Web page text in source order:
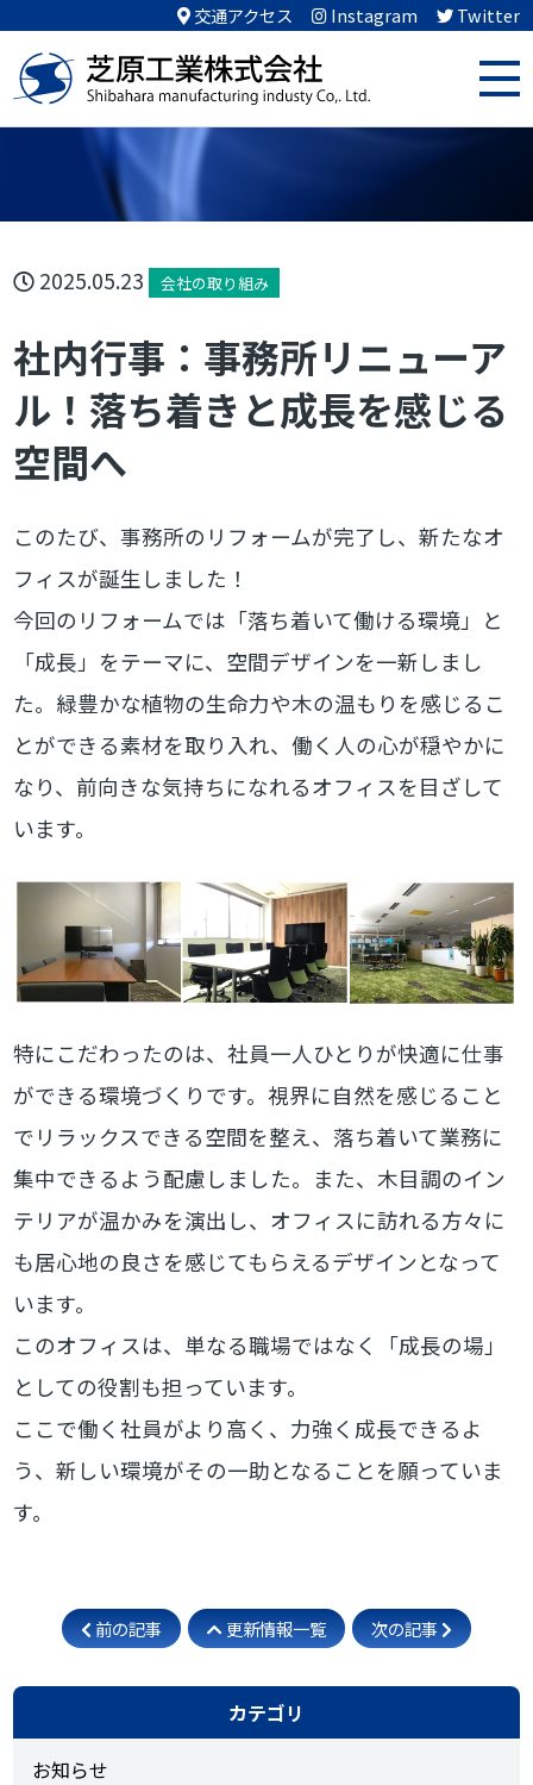
交通アクセス Instagram Twitter
2025.05.23 会社の取り組み
社内行事：事務所リニューア
ル！落ち着きと成長を感じる
空間へ
このたび、事務所のリフォームが完了し、新たなオ
フィスが誕生しました！
今回のリフォームでは「落ち着いて働ける環境」と
「成長」をテーマに、空間デザインを一新しまし
た。緑豊かな植物の生命力や木の温もりを感じるこ
とができる素材を取り入れ、働く人の心が穏やかに
なり、前向きな気持ちになれるオフィスを目ざして
います。
特にこだわったのは、社員一人ひとりが快適に仕事
ができる環境づくりです。視界に自然を感じること
でリラックスできる空間を整え、落ち着いて業務に
集中できるよう配慮しました。また、木目調のイン
テリアが温かみを演出し、オフィスに訪れる方々に
も居心地の良さを感じてもらえるデザインとなって
います。
このオフィスは、単なる職場ではなく「成長の場」
としての役割も担っています。
ここで働く社員がより高く、力強く成長できるよ
う、新しい環境がその一助となることを願っていま
す。
前の記事 更新情報一覧 次の記事
カテゴリ
お知らせ